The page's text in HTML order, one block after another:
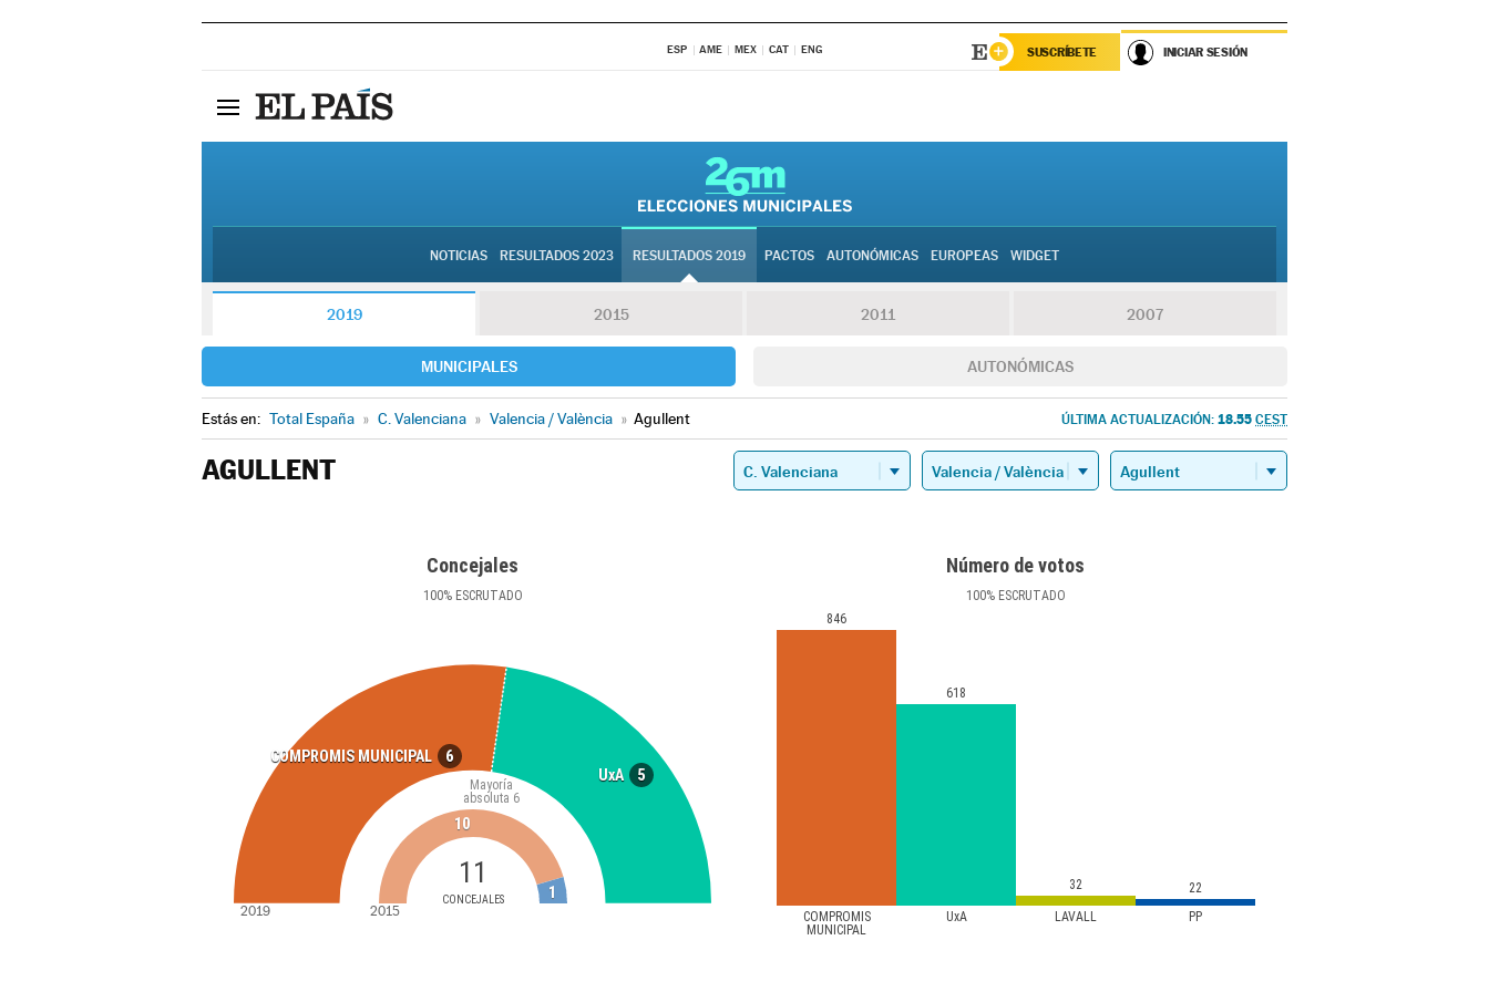
ESP AME MEX CAT ENG SUSCRÍBETE INICIAR SESIÓN
NOTICIAS RESULTADOS 2023 RESULTADOS 2019 PACTOS AUTONÓMICAS EUROPEAS WIDGET
2019 2015 2011 2007
MUNICIPALES AUTONÓMICAS
Estás en: Total España » C. Valenciana » Valencia / València » Agullent ÚLTIMA ACTUALIZACIÓN: 18.55 CEST
AGULLENT
Concejales
100%ESCRUTADO
COMPROMIS MUNICIPAL 6
UxA 5
11
CONCEJALES
Mayoría
absoluta 6
10
1
2019 2015
Número de votos
100%ESCRUTADO
COMPROMIS
MUNICIPAL
UxA LAVALL PP
846
618
32 22